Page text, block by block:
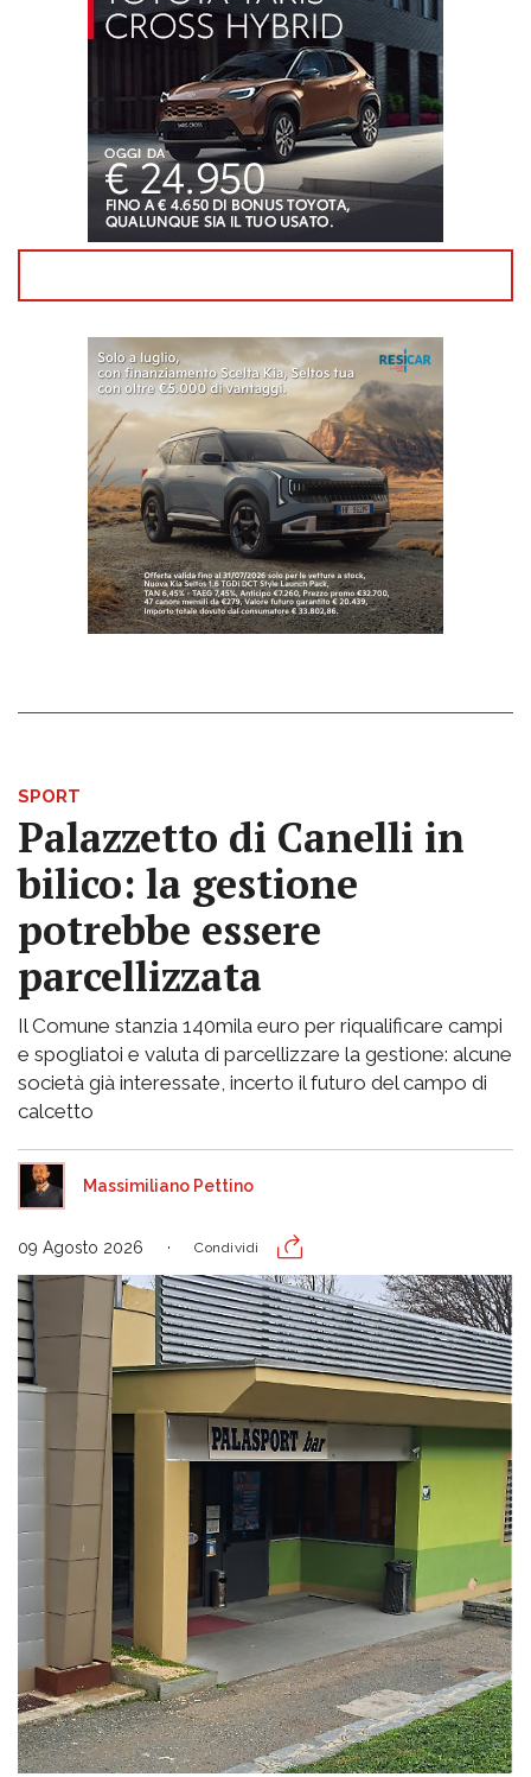
SPORT
Palazzetto di Canelli in
bilico: la gestione
potrebbe essere
parcellizzata
Il Comune stanzia 140mila euro per riqualificare campi
e spogliatoi e valuta di parcellizzare la gestione: alcune
società già interessate, incerto il futuro del campo di
calcetto
Massimiliano Pettino
09 Agosto 2026 Condividi